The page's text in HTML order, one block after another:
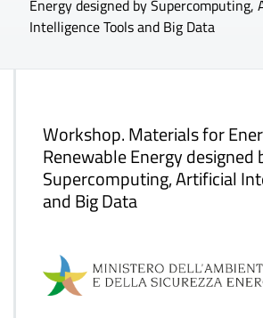
Energy designed by Supercomputing,
Intelligence Tools and Big Data
Workshop. Materials for
Renewable Energy designed
Supercomputing, Artificial
and Big Data